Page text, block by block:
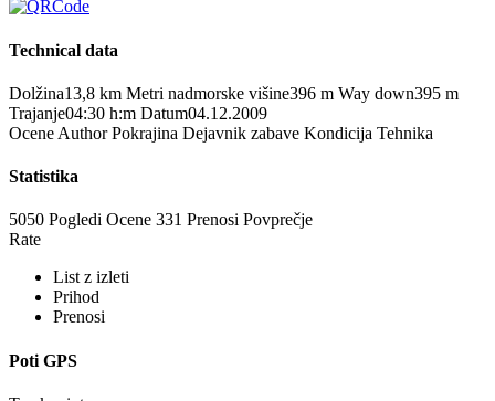
Technical data
Dolžina13,8 km Metri nadmorske višine396 m Way down395 m
Trajanje04:30 h:m Datum04.12.2009
Ocene Author Pokrajina Dejavnik zabave Kondicija Tehnika
Statistika
5050 Pogledi Ocene 331 Prenosi Povprečje
Rate
List z izleti
Prihod
Prenosi
Poti GPS